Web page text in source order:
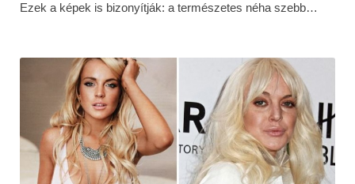
Ezek a képek is bizonyítják: a természetes néha szebb…